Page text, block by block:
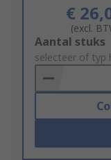
€
(excl.
Add
to
Basket
Aantal stuks
selecteer of typ